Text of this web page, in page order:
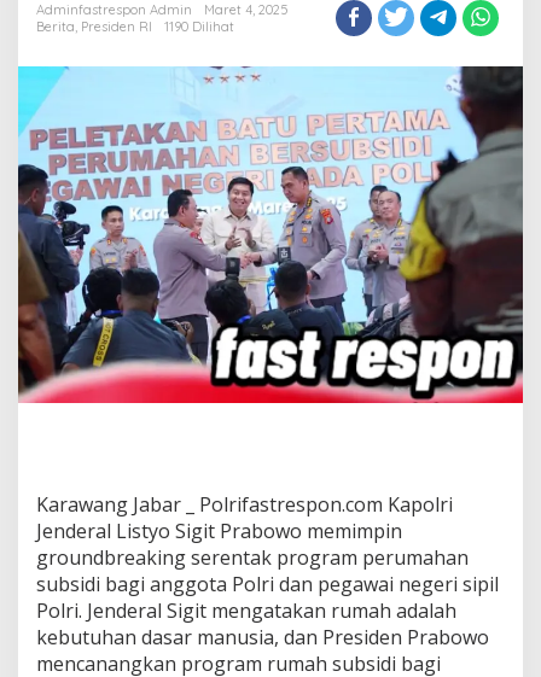
Adminfastrespon Admin
Maret 4, 2025
Berita, Presiden RI 1190 Dilihat
Karawang Jabar _ Polrifastrespon.com Kapolri
Jenderal Listyo Sigit Prabowo memimpin
groundbreaking serentak program perumahan
subsidi bagi anggota Polri dan pegawai negeri sipil
Polri. Jenderal Sigit mengatakan rumah adalah
kebutuhan dasar manusia, dan Presiden Prabowo
mencanangkan program rumah subsidi bagi